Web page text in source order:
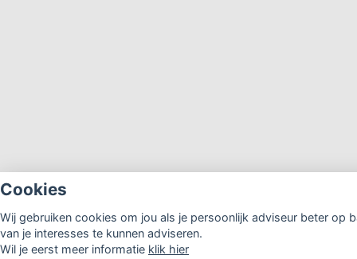
Cookies
Wij gebruiken cookies om jou als je persoonlijk adviseur beter op
van je interesses te kunnen adviseren.
Wil je eerst meer informatie klik hier